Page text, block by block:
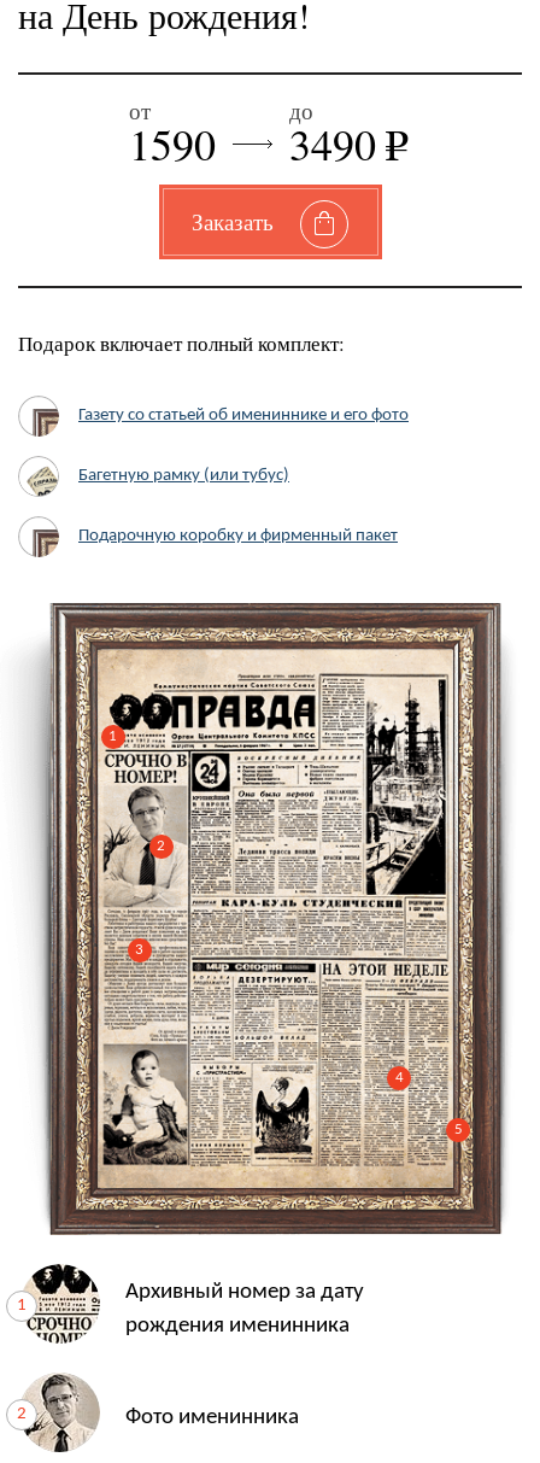
на День рождения!
от
1590
до
3490 e
Заказать
Подарок включает полный комплект:
Газету со статьей об имениннике и его фото
Багетную рамку (или тубус)
Подарочную коробку и фирменный пакет
1
2
3
4
5
Архивный номер за дату
рождения именинника
Фото именинника